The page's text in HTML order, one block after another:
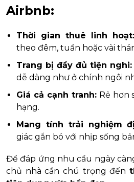
Airbnb:
Thời gian thuê linh hoạt:
theo đêm, tuần hoặc vài
Trang bị đầy đủ tiện nghi:
dễ dàng như ở chính ngôi
Giá cả cạnh tranh:Rẻ hơn
hạng.
Mang tính trải nghiệm
giác gắn bó với nhịp sống
Để đáp ứng nhu cầu ngày
chủ nhà cần chú trọng đến